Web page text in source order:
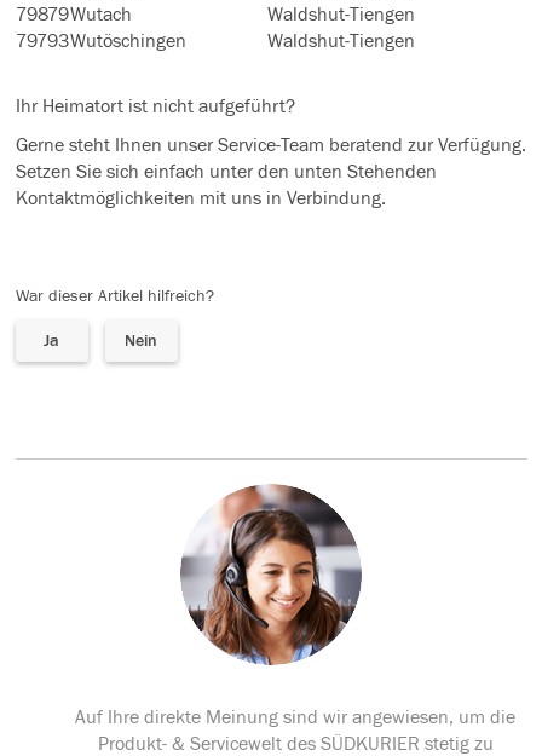
79879Wutach
Waldshut-Tiengen
79793Wutöschingen Waldshut-Tiengen
Ihr Heimatort ist nicht aufgeführt?
Gerne steht Ihnen unser Service-Team beratend zur Verfügung.
Setzen Sie sich einfach unter den unten Stehenden
Kontaktmöglichkeiten mit uns in Verbindung.
War dieser Artikel hilfreich?
Ja Nein
Auf Ihre direkte Meinung sind wir angewiesen, um die
Produkt- & Servicewelt des SÜDKURIER stetig zu